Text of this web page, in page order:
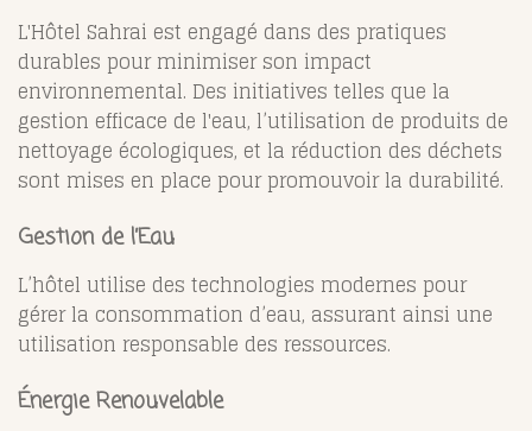
L'Hôtel Sahrai est engagé dans des pratiques
durables pour minimiser son impact
environnemental. Des initiatives telles que la
gestion efficace de l'eau, l’utilisation de produits de
nettoyage écologiques, et la réduction des déchets
sont mises en place pour promouvoir la durabilité.
Gestion de l’Eau
L’hôtel utilise des technologies modernes pour
gérer la consommation d’eau, assurant ainsi une
utilisation responsable des ressources.
Énergie Renouvelable